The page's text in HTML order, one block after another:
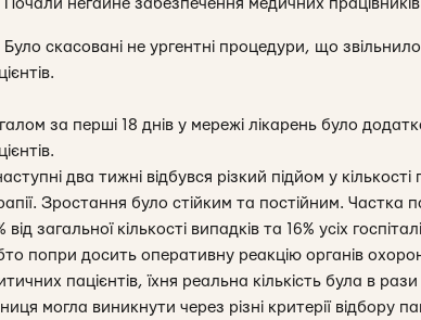
Почали негайне забезпечення медичних
Було скасовані не ургентні процедури, що
за перші 18 днів у мережі лікарень було
два тижні відбувся різкий підйом у
Зростання було стійким та постійним. Частка
від загальної кількості випадків та 16% усіх
попри досить оперативну реакцію органів
пацієнтів, їхня реальна кількість була в
могла виникнути через різні критерії відбору